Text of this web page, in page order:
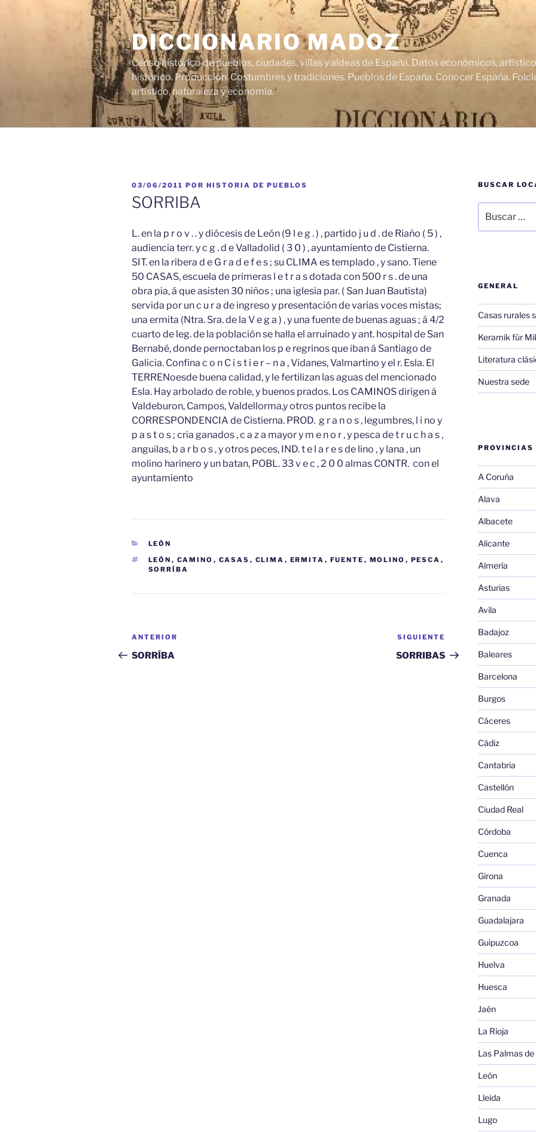
DICCIONARIO MADOZ
Censo histórico de pueblos, ciudades, villas y aldeas de España. Datos económicos,
histórico. Producción. Costumbres y tradiciones. Pueblos de España. Conocer España.
artístico, naturaleza y economía.
PUBLICADO
EL
03/06/2011 POR HISTORIA DE PUEBLOS
SORRIBA
L. en la p r o v . . y diócesis de León (9 l e g . ) , partido j u d . de Riaño ( 5 ) ,
audiencia terr. y c g . d e Valladolid ( 3 0 ) , ayuntamiento de Cistierna.
SIT. en la ribera d e G r a d e f e s ; su CLIMA es templado , y sano. Tiene
50 CASAS, escuela de primeras l e t r a s dotada con 500 r s . de una
obra pia, á que asisten 30 niños ; una iglesia par. ( San Juan Bautista)
servida por un c u r a de ingreso y presentación de varias voces mistas;
una ermita (Ntra. Sra. de la V e g a ) , y una fuente de buenas aguas ; á 4/2
cuarto de leg. de la población se halla el arruinado y ant. hospital de San
Bernabé, donde pernoctaban los p e regrinos que iban á Santiago de
Galicia. Confina c o n C i s t i e r – n a , Vidanes, Valmartino y el r. Esla. El
TERRENoesde buena calidad, y le fertilizan las aguas del mencionado
Esla. Hay arbolado de roble, y buenos prados. Los CAMINOS dirigen á
Valdeburon, Campos, Valdellorma,y otros puntos recibe la
CORRESPONDENCIA de Cistierna. PROD. g r a n o s , legumbres, l i no y
p a s t o s ; cria ganados , c a z a mayor y m e n o r , y pesca de t r u c h a s ,
anguilas, b a r b o s , y otros peces, IND. t e l a r e s de lino , y lana , un
molino harinero y un batan, POBL. 33 v e c , 2 0 0 almas CONTR. con el
ayuntamiento
CATEGORÍAS
LEÓN
ETIQUETAS
LEÓN , CAMINO , CASAS , CLIMA , ERMITA , FUENTE , MOLINO , PESCA ,
SORRÍBA
Navegación
de
Entrada
anterior:
ANTERIOR
SORRÍBA
Siguiente
entrada
SIGUIENTE
SORRIBAS
BUSCAR
por:
GENERAL
Casas rurales
Keramik für
Literatura
Nuestra sede
PROVINCIAS
A Coruña
Alava
Albacete
Alicante
Almería
Asturias
Avila
Badajoz
Baleares
Barcelona
Burgos
Cáceres
Cádiz
Cantabria
Castellón
Ciudad Real
Córdoba
Cuenca
Girona
Granada
Guadalajara
Guipuzcoa
Huelva
Huesca
Jaén
La Rioja
Las Palmas
León
Lleida
Lugo